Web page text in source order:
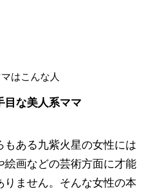
はこんな人
目な美人系ママ
もある九紫火星の女性には
絵画などの芸術方面に才能
りません。そんな女性の本